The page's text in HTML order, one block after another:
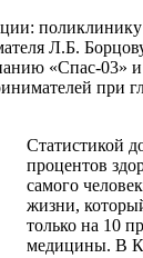
Л.Б.
«Спас-03» и
при
Статистикой
процентов
самого
жизни,
только на 10
медицины. В